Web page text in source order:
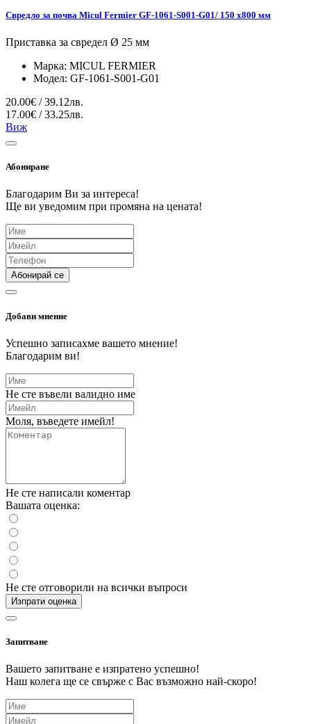
Свредло за почва Micul Fermier GF-1061-S001-G01/ 150 x800 мм
Приставка за свредел Ø 25 мм
Марка: MICUL FERMIER
Модел: GF-1061-S001-G01
20.00€ / 39.12лв.
17.00€ / 33.25лв.
Виж
Абониране
Благодарим Ви за интереса!
Ще ви уведомим при промяна на цената!
Абонирай се
Добави мнение
Успешно записахме вашето мнение!
Благодарим ви!
Не сте въвели валидно име
Моля, въведете имейл!
Не сте написали коментар
Вашата оценка:
Не сте отговорили на всички въпроси
Изпрати оценка
Запитване
Вашето запитване е изпратено успешно!
Наш колега ще се свърже с Вас възможно най-скоро!